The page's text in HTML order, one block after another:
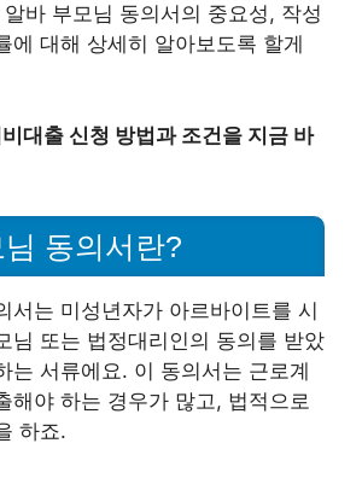
바 부모님 동의서의 중요성, 작성
에 대해 상세히 알아보도록 할게
대출 신청 방법과 조건을 지금 바
동의서란?
서는 미성년자가 아르바이트를 시
님 또는 법정대리인의 동의를 받았
는 서류에요. 이 동의서는 근로계
해야 하는 경우가 많고, 법적으로
하죠.